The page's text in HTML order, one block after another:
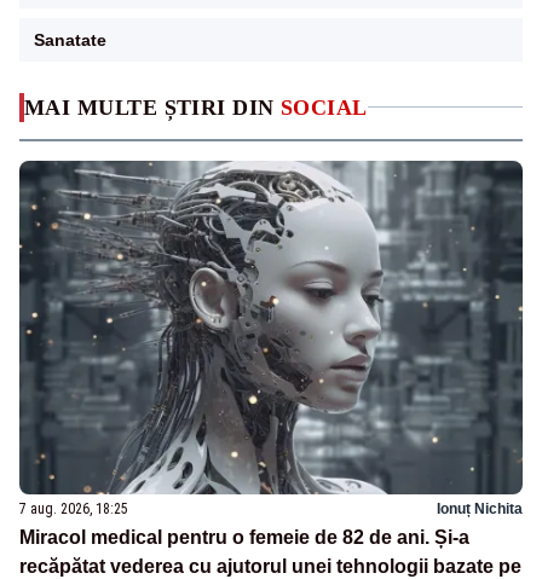
MAI MULTE ȘTIRI DIN SOCIAL
7 aug. 2026, 18:25 Ionuț Nichita
Miracol medical pentru o femeie de 82 de ani. Și-a
recăpătat vederea cu ajutorul unei tehnologii bazate pe
Sanatate